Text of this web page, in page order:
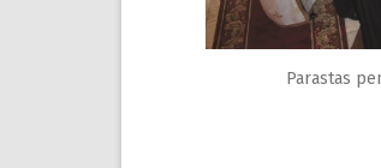
Parastas